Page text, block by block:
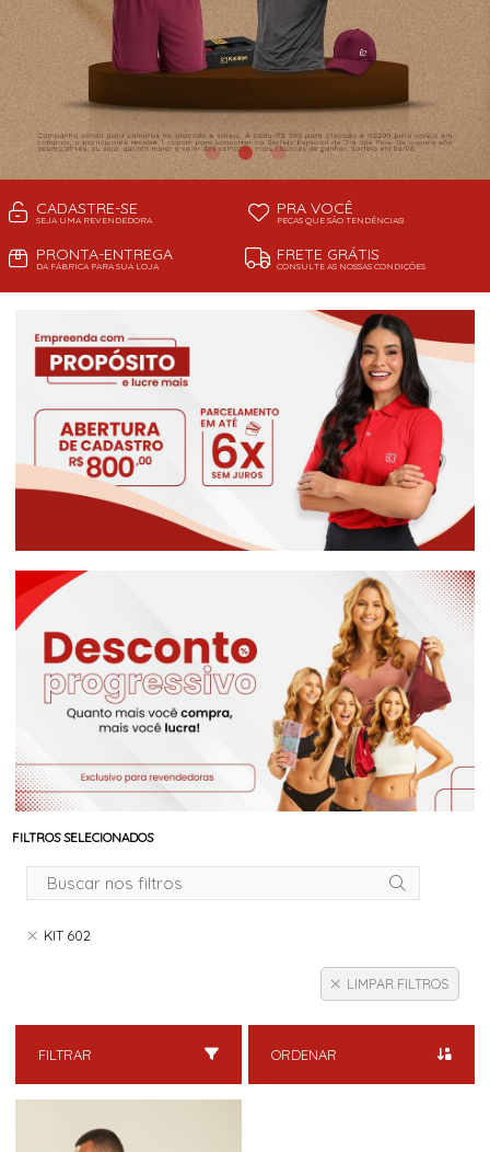
CADASTRE-SE
SEJA UMA REVENDEDORA
PRA VOCÊ
PEÇAS QUE SÃO TENDÊNCIAS!
PRONTA-ENTREGA
DA FÁBRICA PARA SUA LOJA
FRETE GRÁTIS
CONSULTE AS NOSSAS CONDIÇÕES
FILTROS SELECIONADOS
KIT 602
LIMPAR FILTROS
FILTRAR ORDENAR